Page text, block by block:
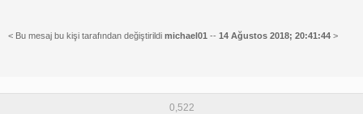
< Bu mesaj bu kişi tarafından değiştirildi michael01 -- 14 Ağustos 2018; 20:41:44 >
0,522